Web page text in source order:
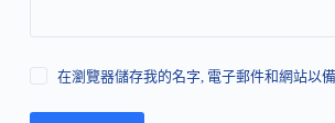
在瀏覽器儲存我的名字, 電子郵件和網站以